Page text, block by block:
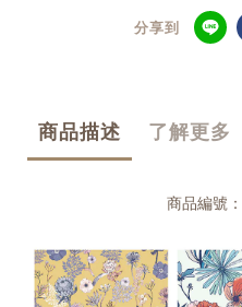
分享到
商品描述 了解更多
商品編號：